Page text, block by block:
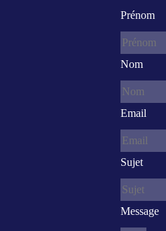
Prénom
Nom
Email
Sujet
Message